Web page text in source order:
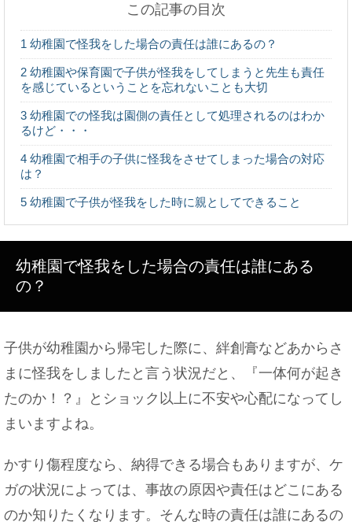
大阪観光で子供と一緒に遊べるおすすめスポットを
ご紹介！
ベランダのサッシや窓の掃除方法と掃除のポイント
をご紹介
スも紹介！
好きな人や彼氏いると嘘をつく『ふり』をする女性
この記事の目次
1 幼稚園で怪我をした場合の責任は誰にあるの？
2 幼稚園や保育園で子供が怪我をしてしまうと先生も責任
を感じているということを忘れないことも大切
3 幼稚園での怪我は園側の責任として処理されるのはわか
るけど・・・
4 幼稚園で相手の子供に怪我をさせてしまった場合の対応
は？
5 幼稚園で子供が怪我をした時に親としてできること
幼稚園で怪我をした場合の責任は誰にある
の？
子供が幼稚園から帰宅した際に、絆創膏などあからさ
まに怪我をしましたと言う状況だと、『一体何が起き
たのか！？』とショック以上に不安や心配になってし
まいますよね。
かすり傷程度なら、納得できる場合もありますが、ケ
ガの状況によっては、事故の原因や責任はどこにある
のか知りたくなります。そんな時の責任は誰にあるの